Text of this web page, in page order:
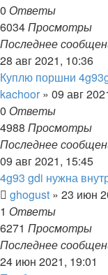
0 Ответы
6034Просмотры
Последнее
28 авг 2021, 10:36
Куплю поршни
kachoor » 09 авг
0 Ответы
4988 Просмотры
Последнее
09 авг 2021, 15:45
4g93 gdi нужна
ghogust » 23 июн
1 Ответы
6271 Просмотры
Последнее
24 июн 2021, 19:01